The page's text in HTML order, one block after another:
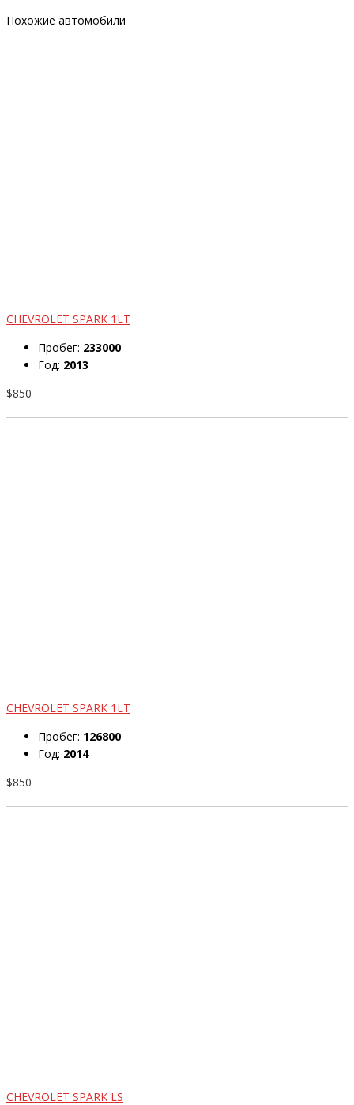
Похожие автомобили
CHEVROLET SPARK 1LT
Пробег: 233000
Год: 2013
$850
CHEVROLET SPARK 1LT
Пробег: 126800
Год: 2014
$850
CHEVROLET SPARK LS